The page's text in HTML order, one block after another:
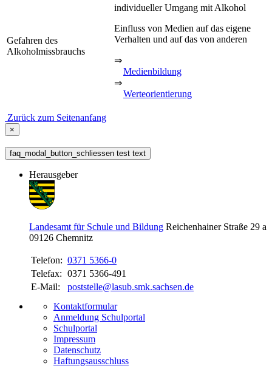
Gefahren des
Alkoholmissbrauchs
individueller Umgang mit Alkohol
Einfluss von Medien auf das eigene
Verhalten und auf das von anderen
⇒
Medienbildung
⇒
Werteorientierung
Zurück zum Seitenanfang
×
faq_modal_button_schliessen test text
Herausgeber
Landesamt für Schule und Bildung Reichenhainer Straße 29 a
09126 Chemnitz
Telefon: 0371 5366-0
Telefax: 0371 5366-491
E-Mail:
poststelle@lasub.smk.sachsen.de
Kontaktformular
Anmeldung Schulportal
Schulportal
Impressum
Datenschutz
Haftungsausschluss